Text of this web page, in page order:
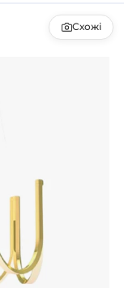
Схожі